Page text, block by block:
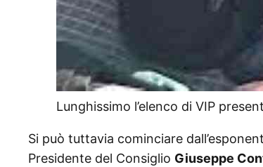
Lunghissimo l’elenco di VIP
Si può tuttavia cominciare
Presidente del Consiglio Giuseppe